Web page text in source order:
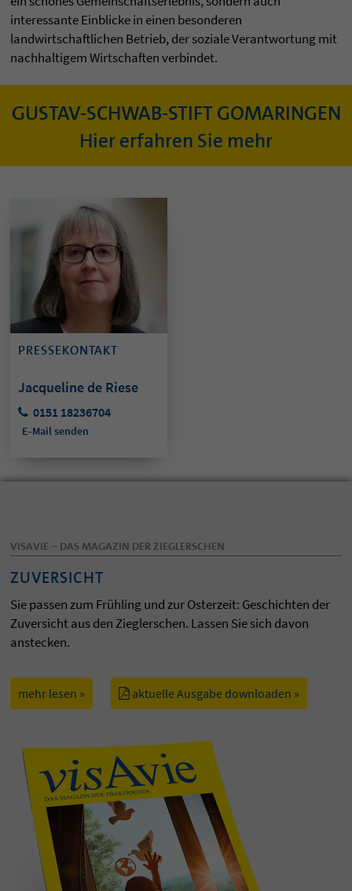
interessante Einblicke in einen besonderen
landwirtschaftlichen Betrieb, der soziale Verantwortung mit
nachhaltigem Wirtschaften verbindet.
GUSTAV-SCHWAB-STIFT GOMARINGEN
Hier erfahren Sie mehr
PRESSEKONTAKT
Jacqueline de Riese
0151 18236704
E-Mail senden
VISAVIE – DAS MAGAZIN DER ZIEGLERSCHEN
ZUVERSICHT
Sie passen zum Frühling und zur Osterzeit: Geschichten der
Zuversicht aus den Zieglerschen. Lassen Sie sich davon
anstecken.
mehr lesen » aktuelle Ausgabe downloaden »